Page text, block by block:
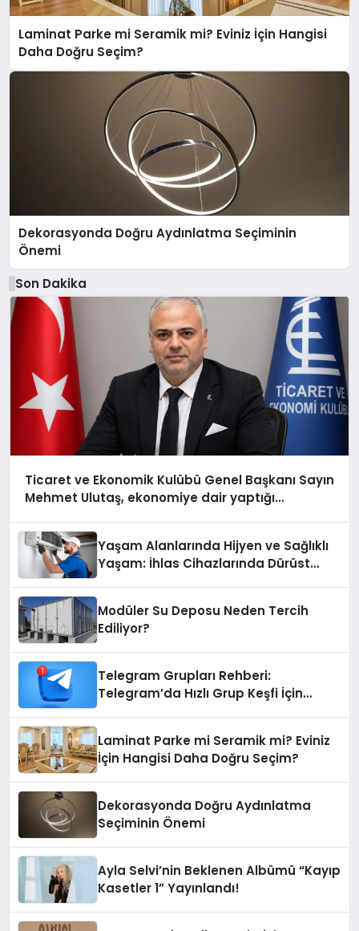
Laminat Parke mi Seramik mi? Eviniz İçin Hangisi
Daha Doğru Seçim?
Dekorasyonda Doğru Aydınlatma Seçiminin
Önemi
Son Dakika
Ticaret ve Ekonomik Kulübü Genel Başkanı Sayın
Mehmet Ulutaş, ekonomiye dair yaptığı
Yaşam Alanlarında Hijyen ve Sağlıklı
Yaşam: İhlas Cihazlarında Dürüst
Modüler Su Deposu Neden Tercih
Ediliyor?
Telegram Grupları Rehberi:
Telegram’da Hızlı Grup Keşfi İçin
Laminat Parke mi Seramik mi? Eviniz
İçin Hangisi Daha Doğru Seçim?
Dekorasyonda Doğru Aydınlatma
Seçiminin Önemi
Ayla Selvi’nin Beklenen Albümü “Kayıp
Kasetler 1” Yayınlandı!